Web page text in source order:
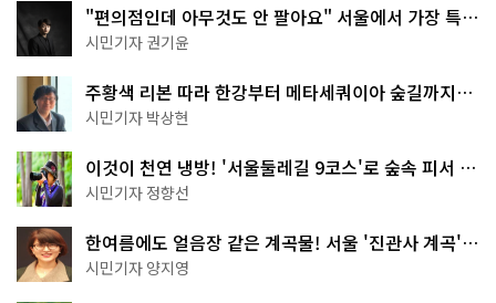
"편의점인데 아무것도 안 팔아요" 서울에서 가장 특별
한 편의점의 정체
시민기자 권기윤
주황색 리본 따라 한강부터 메타세쿼이아 숲길까지…
서울둘레길 15코스
시민기자 박상현
이것이 천연 냉방! '서울둘레길 9코스'로 숲속 피서 떠
나볼까
시민기자 정향선
한여름에도 얼음장 같은 계곡물! 서울 '진관사 계곡'이
천국이네~
시민기자 양지영